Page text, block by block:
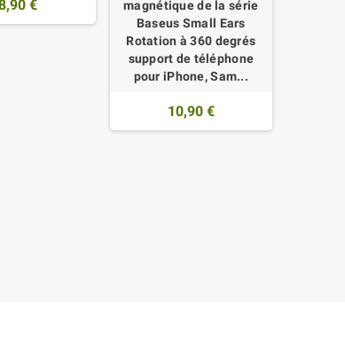
€
magnétique de la série
Baseus Small Ears
Rotation à 360 degrés
support de téléphone
pour iPhone, Sam...
10,90 €